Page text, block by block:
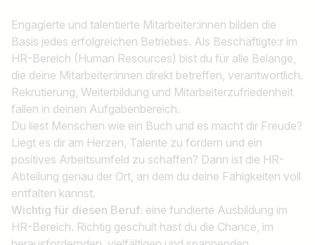
Engagierte und talentierte Mitarbeiter:innen bilden die
Basis jedes erfolgreichen Betriebes. Als Beschäftigte:r im
HR-Bereich (Human Resources) bist du für alle Belange,
die deine Mitarbeiter:innen direkt betreffen, verantwortlich.
Rekrutierung, Weiterbildung und Mitarbeiterzufriedenheit
fallen in deinen Aufgabenbereich.
Du liest Menschen wie ein Buch und es macht dir Freude?
Liegt es dir am Herzen, Talente zu fördern und ein
positives Arbeitsumfeld zu schaffen? Dann ist die HR-
Abteilung genau der Ort, an dem du deine Fähigkeiten voll
entfalten kannst.
Wichtig für diesen Beruf: eine fundierte Ausbildung im
HR-Bereich. Richtig geschult hast du die Chance, im
Ich suche nach …
Jobtitel
Land / Bundesland